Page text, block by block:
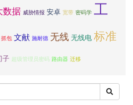
数据 威胁情报 安卓 宽带 密码学 工
抓包 文献 施耐德 无线 无线电 标准
子 超级管理员密码 路由器 迁移